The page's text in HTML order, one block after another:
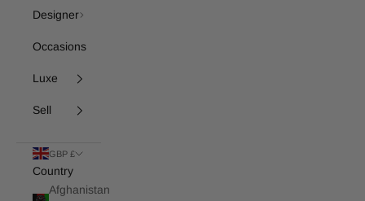
Designer
Occasions
Luxe
Sell
GBP £
Country
Afghanistan